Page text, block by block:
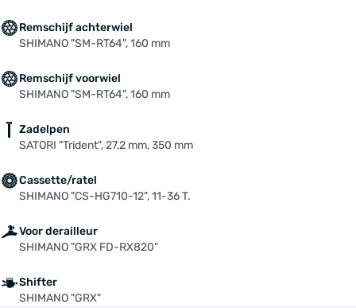
Remschijf achterwiel
SHIMANO "SM-RT64", 160 mm
Remschijf voorwiel
SHIMANO "SM-RT64", 160 mm
Zadelpen
SATORI "Trident", 27,2 mm, 350 mm
Cassette/ratel
SHIMANO "CS-HG710-12", 11-36 T.
Voor derailleur
SHIMANO "GRX FD-RX820"
Shifter
SHIMANO "GRX"